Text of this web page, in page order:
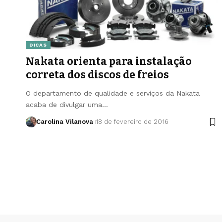
DICAS
Nakata orienta para instalação
correta dos discos de freios
O departamento de qualidade e serviços da Nakata
acaba de divulgar uma…
Carolina Vilanova 18 de fevereiro de 2016